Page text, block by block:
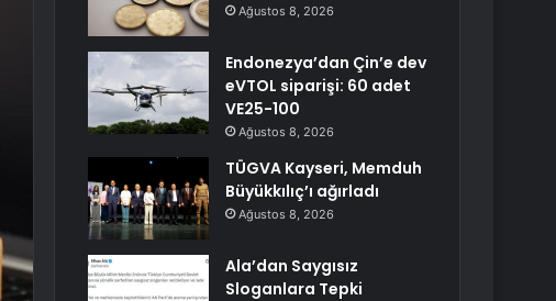
Ağustos 8, 2026
Endonezya’dan Çin’e dev
eVTOL siparişi: 60 adet
VE25-100
Ağustos 8, 2026
TÜGVA Kayseri, Memduh
Büyükkılıç’ı ağırladı
Ağustos 8, 2026
Ala’dan Saygısız
Sloganlara Tepki